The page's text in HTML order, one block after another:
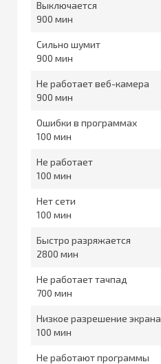
Выключается
900
Сильно шумит
900
Не работает веб-камера
900
Ошибки в программах
100
Не работает
100
Нет сети
100
Быстро разряжается
2800
Не работает тачпад
700
Низкое разрешение экрана
100
Не работают программы